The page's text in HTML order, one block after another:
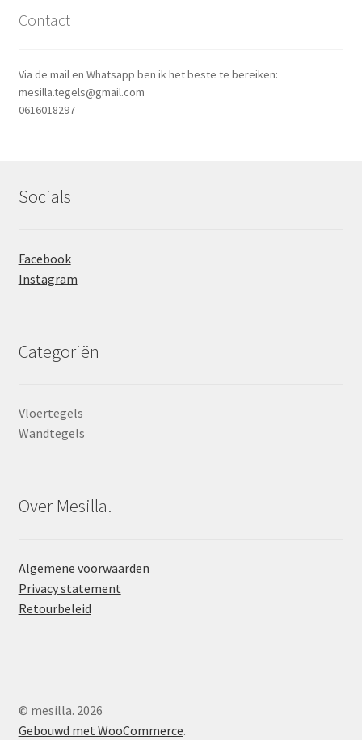
Contact
Via de mail en Whatsapp ben ik het beste te bereiken:
mesilla.tegels@gmail.com
0616018297
Socials
Facebook
Instagram
Categoriën
Vloertegels
Wandtegels
Over Mesilla.
Algemene voorwaarden
Privacy statement
Retourbeleid
© mesilla. 2026
Gebouwd met WooCommerce.